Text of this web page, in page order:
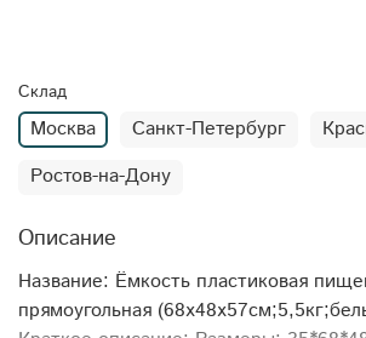
Склад
Москва Санкт-Петербург
Ростов-на-Дону
Описание
Название: Ёмкость пластиковая
прямоугольная